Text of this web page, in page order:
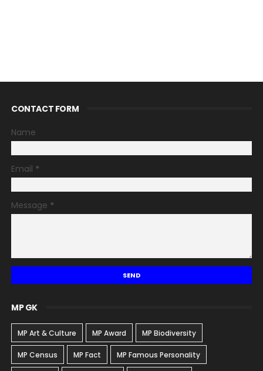
CONTACT FORM
Name
Email *
Message *
MP GK
MP Art & Culture MP Award MP Biodiversity
MP Census MP Fact MP Famous Personality